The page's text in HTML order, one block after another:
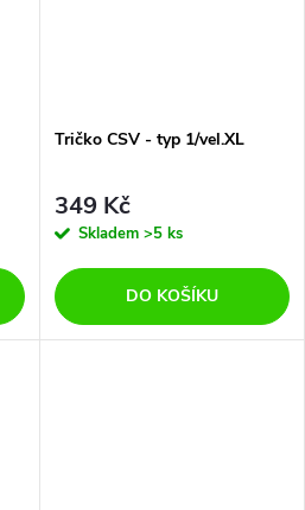
Tričko CSV - typ 1/vel.XL
349 Kč
Skladem >5 ks
DO KOŠÍKU